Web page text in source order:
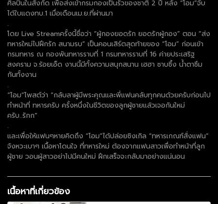
ศิลปินในสังกัด เพื่อส่งเข้ากรมกองเป็นรั้วของชาติ 2 ปี หลัง “โอม”จับ
ได้ใบแดงทบ.1 เมื่อเดือนเม.ย.ที่ผ่านมา
.
โดย Live Streamครั้งนี้ชื่อว่า “ผู้กองยอดรัก ยอดรักผู้กอง” ตอน “ส่ง
ทหารใหม่ไปฝึกรัก สนามรบ” เป็นคอนเสิร์ตสุดท้ายของ “โอม” ก่อนเข้า
กรมทหาร ณ กองพันทหารราบที่ 1 กรมทหารราบที่ 16 ค่ายประเสริฐ
สงคราม จ.ร้อยเอ็ด งานนี้มีทั้งความสนุกสนาน เฮฮา ซาบซึ้ง น้ำตาซึม
กันทั้งงาน
.
“โอม”โพสต์ว่า “กลับลาผู้มีพระคุณและพี่แฟนคลับทุกคนด้วยครับก่อนไป
ทำหน้าที่ ทหารครับ ครั้งหนึ่งในชีวิตของลูกผู้ชายแล้วเจอกันใหม่
ครับ..รักก”
.
และเพื่อให้แฟนๆหายคิดถึง “โอม”ได้ปล่อยซิงเกิล “ทหารเกณฑ์สั่งแฟน”
จังหวะเบาๆ เนื้อหาโดนใจ ที่ทหารใหม่ ต้องจากแฟนสาวเพื่อทำหน้าที่ลูก
ผู้ชาย วอนผู้สาวอย่าไปมีคนใหม่ ฝึกเสร็จจะกลับมาอย่างแน่นอน
เนื้อหาที่เกี่ยวข้อง